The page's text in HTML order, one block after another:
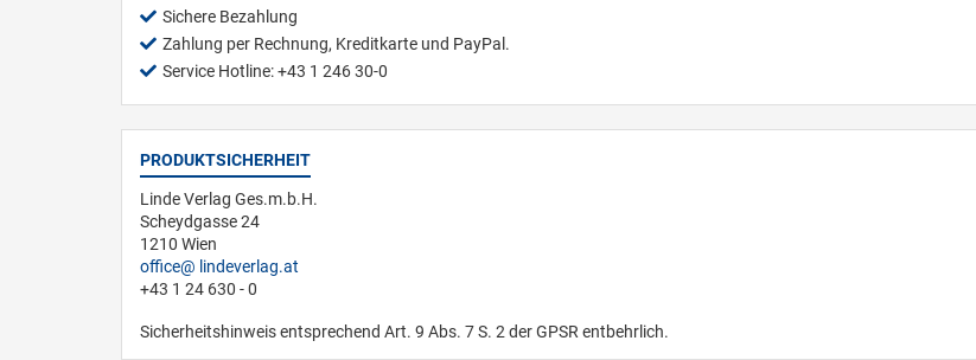
Sichere Bezahlung
Zahlung per Rechnung, Kreditkarte und PayPal.
Service Hotline: +43 1 246 30-0
PRODUKTSICHERHEIT
Linde Verlag Ges.m.b.H.
Scheydgasse 24
1210 Wien
office
lindeverlag.at
+43 1 24 630 - 0
Sicherheitshinweis entsprechend Art. 9 Abs. 7 S. 2 der GPSR entbehrlich.